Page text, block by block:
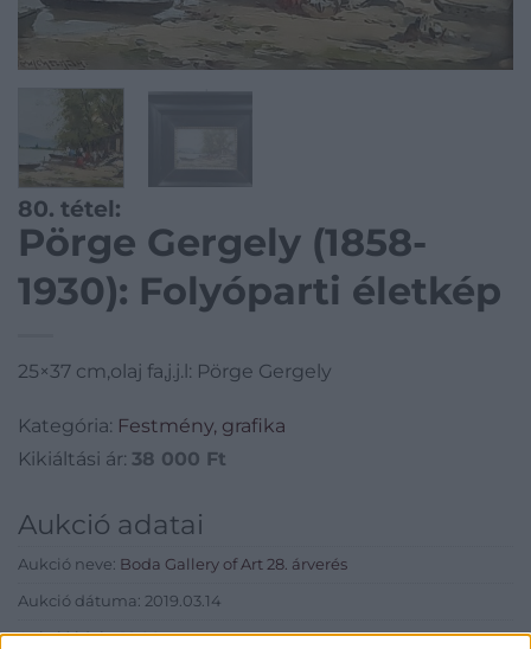
80. tétel:
Pörge Gergely (1858-
1930): Folyóparti életkép
25×37 cm,olaj fa,j.j.l: Pörge Gergely
Kategória: Festmény, grafika
Kikiáltási ár: 38 000 Ft
Aukció adatai
Aukció neve: Boda Gallery of Art 28. árverés
Aukció dátuma: 2019.03.14
Aukció ideje: 18:00